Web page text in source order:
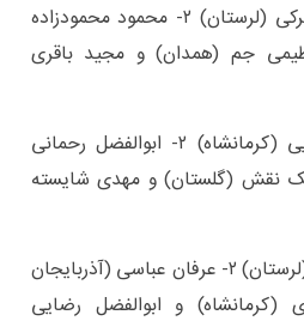
۷۹ کیلوگرم: ۱- مسعود آسترکی (لرستان) ۲- محمود محمودزاده
عظیمی جم (همدان) و مجید باقری
۸۶ کیلوگرم: ۱- ایمان بابایی (کرمانشاه) ۲- ابوالفضل رحمانی
نیک نقش (گلستان) و مهدی شایسته
۹۲ کیلوگرم: ۱- امیر عزیزپور (لرستان) ۲- عرفان عباسی (آذربایجان
(کرمانشاه) و ابوالفضل رضایی